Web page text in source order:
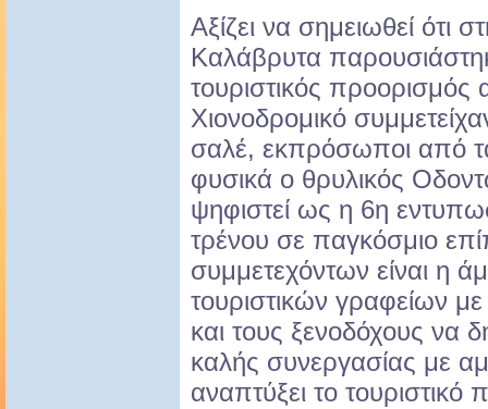
Αξίζει να σημειωθεί ότι
Καλάβρυτα
τουριστικός
Χιονοδρομικό
σαλέ, εκπρόσωποι από
φυσικά ο θρυλικός
ψηφιστεί ως η 6η
τρένου σε παγκόσμιο
συμμετεχόντων είναι η
τουριστικών γραφείων
και τους ξενοδόχους να
καλής συνεργασίας με
αναπτύξει το